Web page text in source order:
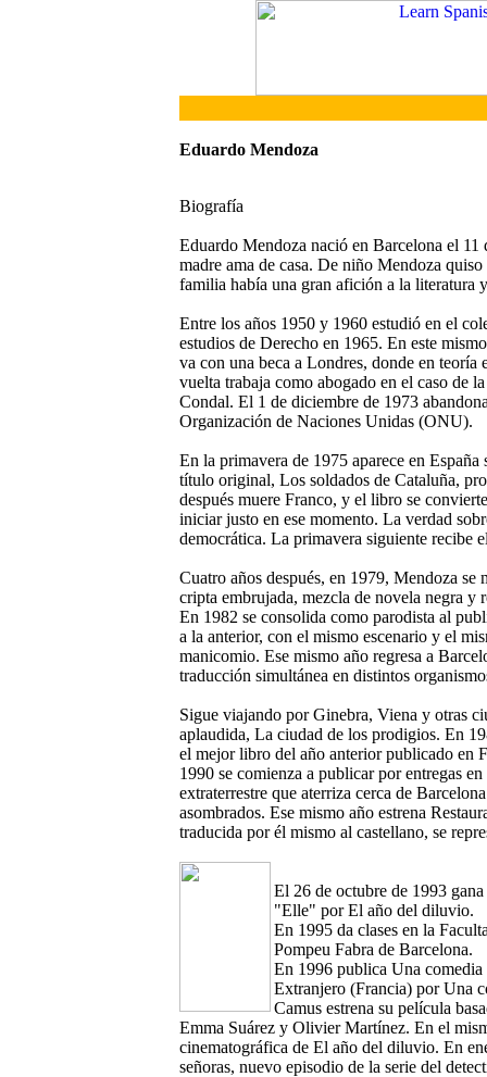
Eduardo Mendoza
Biografía
Eduardo Mendoza nació en Barcelona el 11
madre ama de casa. De niño Mendoza
familia había una gran afición a la literatura
Entre los años 1950 y 1960 estudió en el
estudios de Derecho en 1965. En este
va con una beca a Londres, donde en
vuelta trabaja como abogado en el caso de
Condal. El 1 de diciembre de 1973
Organización de Naciones Unidas (ONU).
En la primavera de 1975 aparece en
título original, Los soldados de Cataluña,
después muere Franco, y el libro se
iniciar justo en ese momento. La verdad
democrática. La primavera siguiente recibe
Cuatro años después, en 1979, Mendoza
cripta embrujada, mezcla de novela negra y
En 1982 se consolida como parodista al
a la anterior, con el mismo escenario y el
manicomio. Ese mismo año regresa a
traducción simultánea en distintos
Sigue viajando por Ginebra, Viena y otras
aplaudida, La ciudad de los prodigios. En
el mejor libro del año anterior publicado en
1990 se comienza a publicar por entregas
extraterrestre que aterriza cerca de
asombrados. Ese mismo año estrena
traducida por él mismo al castellano, se
El 26 de octubre de 1993
"Elle" por El año del diluvio.
En 1995 da clases en la
Pompeu Fabra de Barcelona.
En 1996 publica Una
Extranjero (Francia) por Una
Camus estrena su película
Emma Suárez y Olivier Martínez. En el
cinematográfica de El año del diluvio. En
señoras, nuevo episodio de la serie del